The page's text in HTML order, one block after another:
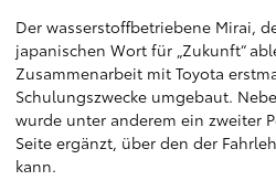
Der wasserstoffbetriebene Mirai,
japanischen Wort für „Zukunft“
Zusammenarbeit mit Toyota
Schulungszwecke umgebaut.
wurde unter anderem ein zweiter
Seite ergänzt, über den der
kann.